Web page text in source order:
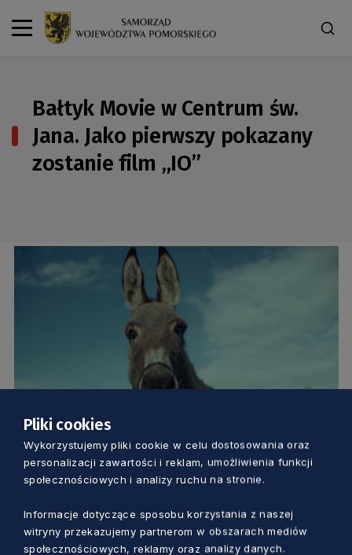
Bałtyk Movie w Centrum św.
Jana. Jako pierwszy pokazany
zostanie film „IO”
KULTURA
Bałtyk Movie w Centrum św. Jana. Jako
Marcin Szumny 3 lata temu
Pliki cookies
Wykorzystujemy pliki cookie w celu dostosowania oraz
personalizacji zawartości i reklam, umożliwienia funkcji
społecznościowych i analizy ruchu na stronie.
Informacje dotyczące sposobu korzystania z naszej
witryny przekazujemy partnerom w obszarach mediów
społecznościowych, reklamy oraz analizy danych.